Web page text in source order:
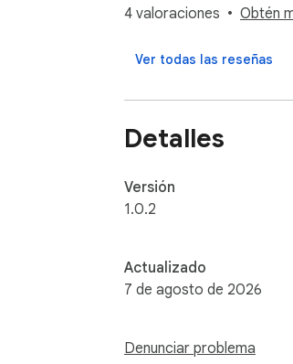
✨ What is Repomix?
output formats (XML,
💻 Open Source:
For more details, please
🌐 Learn More:
4 valoraciones Obtén
Ver todas las reseñas
Detalles
Versión
1.0.2
Actualizado
7 de agosto de 2026
Denunciar problema